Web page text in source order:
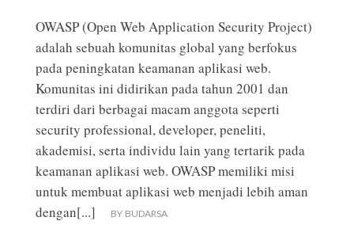
OWASP (Open Web Application Security Project)
adalah sebuah komunitas global yang berfokus
pada peningkatan keamanan aplikasi web.
Komunitas ini didirikan pada tahun 2001 dan
terdiri dari berbagai macam anggota seperti
security professional, developer, peneliti,
akademisi, serta individu lain yang tertarik pada
keamanan aplikasi web. OWASP memiliki misi
untuk membuat aplikasi web menjadi lebih aman
dengan[...] BY BUDARSA